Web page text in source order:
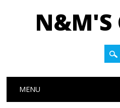
N&M'S
Main menu
MENU